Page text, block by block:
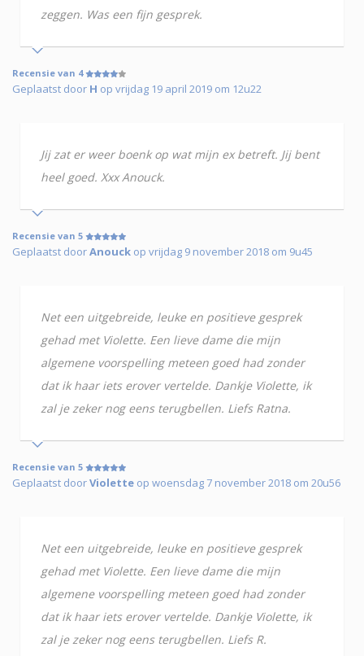
zeggen. Was een fijn gesprek.
Recensie van 4
Geplaatst door H op vrijdag 19 april 2019 om 12u22
Jij zat er weer boenk op wat mijn ex betreft. Jij bent
heel goed. Xxx Anouck.
Recensie van 5
Geplaatst doorAnouck op vrijdag 9 november 2018 om 9u45
Net een uitgebreide, leuke en positieve gesprek
gehad met Violette. Een lieve dame die mijn
algemene voorspelling meteen goed had zonder
dat ik haar iets erover vertelde. Dankje Violette, ik
zal je zeker nog eens terugbellen. Liefs Ratna.
Recensie van 5
Geplaatst doorViolette op woensdag 7 november 2018 om 20u56
Net een uitgebreide, leuke en positieve gesprek
gehad met Violette. Een lieve dame die mijn
algemene voorspelling meteen goed had zonder
dat ik haar iets erover vertelde. Dankje Violette, ik
zal je zeker nog eens terugbellen. Liefs R.